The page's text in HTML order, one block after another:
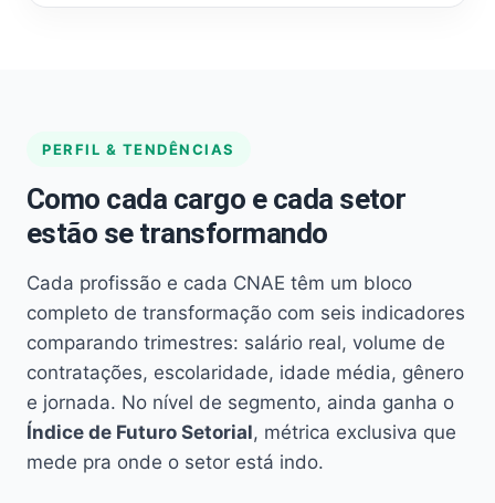
PERFIL & TENDÊNCIAS
Como cada cargo e cada setor
estão se transformando
Cada profissão e cada CNAE têm um bloco
completo de transformação com seis indicadores
comparando trimestres: salário real, volume de
contratações, escolaridade, idade média, gênero
e jornada. No nível de segmento, ainda ganha o
Índice de Futuro Setorial, métrica exclusiva que
mede pra onde o setor está indo.